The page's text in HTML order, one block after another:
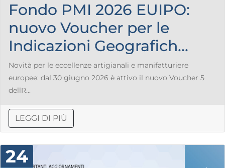
Fondo PMI 2026 EUIPO:
nuovo Voucher per le
Indicazioni Geografich...
Novità per le eccellenze artigianali e manifatturiere
europee: dal 30 giugno 2026 è attivo il nuovo Voucher 5
dellR...
LEGGI DI PIÙ
24